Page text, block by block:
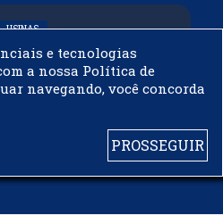
USINAS
de biodiesel
e tecnologias
a nossa Política de
navegando, você concorda
PROSSEGUIR